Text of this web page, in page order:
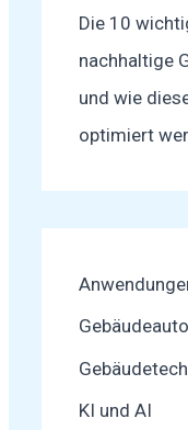
Die 10
nachhaltige
und wie
optimiert
KI und AI